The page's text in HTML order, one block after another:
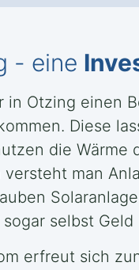
- eine
in Otzing einen
Diese
die
man
selbst
erfreut sich